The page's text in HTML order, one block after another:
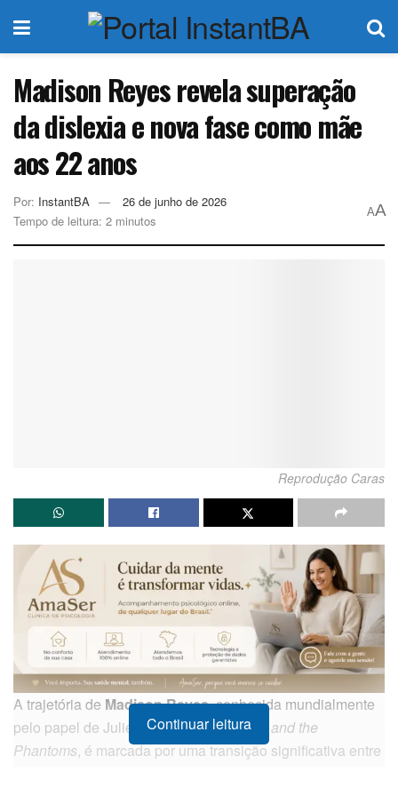
Madison Reyes revela superação
da dislexia e nova fase como mãe
aos 22 anos
Por: InstantBA
26 de junho de 2026
Tempo de leitura: 2 minutos
AA
Reprodução Caras
A trajetória de Madison Reyes, conhecida mundialmente
pelo papel de Julie Molina na sérieJulie and the
Phantoms, é marcada por uma transição significativa entre
Continuar leitura